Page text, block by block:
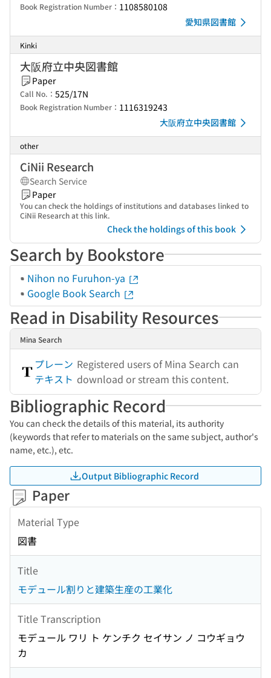
Book Registration Number： 1108580108
愛知県図書館
Kinki
大阪府立中央図書館
Paper
Call No.： 525/17N
Book Registration Number： 1116319243
大阪府立中央図書館
other
CiNii Research
Search Service
Paper
You can check the holdings of institutions and databases linked to
CiNii Research at this link.
Check the holdings of this book
Search by Bookstore
Nihon no Furuhon-ya
Google Book Search
Read in Disability Resources
Mina Search
プレーン
テキスト
Registered users of Mina Search can
download or stream this content.
Bibliographic Record
You can check the details of this material, its authority
(keywords that refer to materials on the same subject, author's
name, etc.), etc.
Output Bibliographic Record
Paper
Material Type
図書
Title
モデュール割りと建築生産の工業化
Title Transcription
モデュール ワリ ト ケンチク セイサン ノ コウギョウ
カ